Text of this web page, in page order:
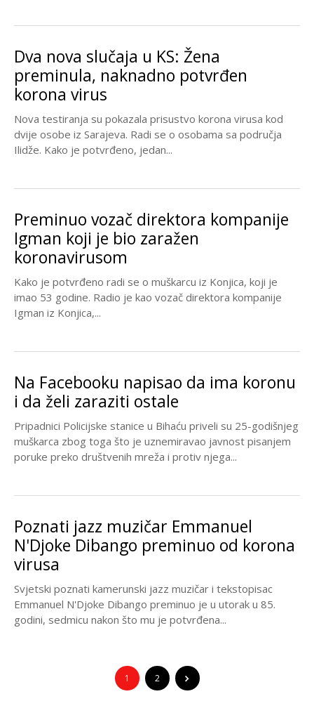
Dva nova slučaja u KS: Žena
preminula, naknadno potvrđen
korona virus
Nova testiranja su pokazala prisustvo korona virusa kod
dvije osobe iz Sarajeva. Radi se o osobama sa područja
Ilidže. Kako je potvrđeno, jedan...
Preminuo vozač direktora kompanije
Igman koji je bio zaražen
koronavirusom
Kako je potvrđeno radi se o muškarcu iz Konjica, koji je
imao 53 godine. Radio je kao vozač direktora kompanije
Igman iz Konjica,...
Na Facebooku napisao da ima koronu
i da želi zaraziti ostale
Pripadnici Policijske stanice u Bihaću priveli su 25-godišnjeg
muškarca zbog toga što je uznemiravao javnost pisanjem
poruke preko društvenih mreža i protiv njega...
Poznati jazz muzičar Emmanuel
N'Djoke Dibango preminuo od korona
virusa
Svjetski poznati kamerunski jazz muzičar i tekstopisac
Emmanuel N'Djoke Dibango preminuo je u utorak u 85.
godini, sedmicu nakon što mu je potvrđena...
1 2